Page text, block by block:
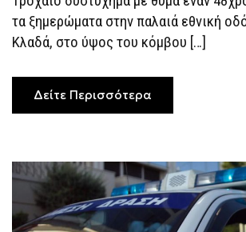
ΠΟΥ
ΈΠΕΣΕ
ΓΚΡΕΜΌ
τα ξημερώματα στην παλαιά εθνική
Κλαδά, στο ύψος του κόμβου […]
Δείτε Περισσότερα